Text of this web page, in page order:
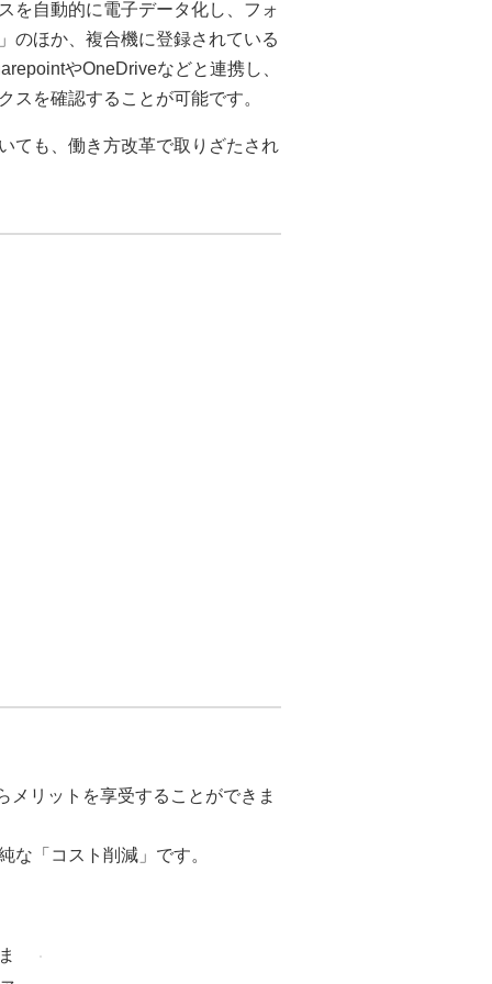
を自動的に電子データ化し、フォ
のほか、複合機に登録されている
やOneDriveなどと連携し、
スを確認することが可能です。
ても、働き方改革で取りざたされ
メリットを享受することができま
な「コスト削減」です。